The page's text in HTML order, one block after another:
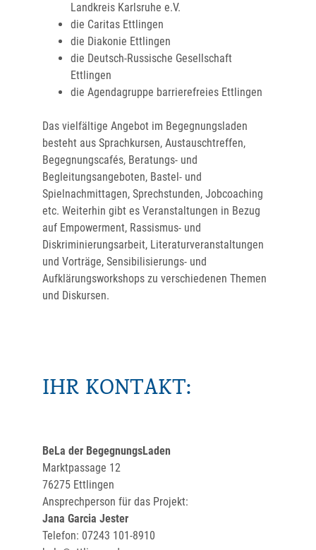
Landkreis Karlsruhe e.V.
die Caritas Ettlingen
die Diakonie Ettlingen
die Deutsch-Russische Gesellschaft
Ettlingen
die Agendagruppe barrierefreies Ettlingen
Das vielfältige Angebot im Begegnungsladen
besteht aus Sprachkursen, Austauschtreffen,
Begegnungscafés, Beratungs- und
Begleitungsangeboten, Bastel- und
Spielnachmittagen, Sprechstunden, Jobcoaching
etc. Weiterhin gibt es Veranstaltungen in Bezug
auf Empowerment, Rassismus- und
Diskriminierungsarbeit, Literaturveranstaltungen
und Vorträge, Sensibilisierungs- und
Aufklärungsworkshops zu verschiedenen Themen
und Diskursen.
IHR KONTAKT:
BeLa der BegegnungsLaden
Marktpassage 12
76275 Ettlingen
Ansprechperson für das Projekt:
Jana Garcia Jester
Telefon: 07243 101-8910